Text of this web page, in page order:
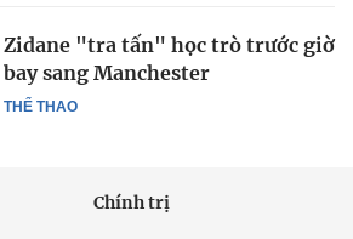
THỂ THAO
Zidane "tra tấn" học trò trước giờ
bay sang Manchester
Chính trị